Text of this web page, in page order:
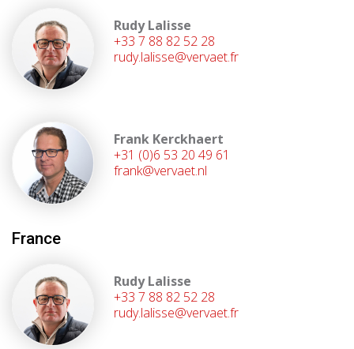
Rudy Lalisse
+33 7 88 82 52 28
rudy.lalisse@vervaet.fr
Frank Kerckhaert
+31 (0)6 53 20 49 61
frank@vervaet.nl
France
Rudy Lalisse
+33 7 88 82 52 28
rudy.lalisse@vervaet.fr